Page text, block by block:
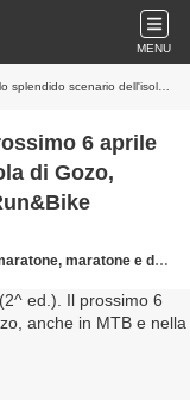
MENU
anche in MTB e nella modalità Run&Bike
6 aprile
di Gozo,
maratone e dintorni